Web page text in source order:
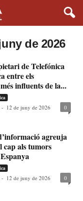
de 2026
de Telefónica
entre els
influents de la...
- 12 de juny de 2026 0
agreuja
cap als tumors
- 12 de juny de 2026 0